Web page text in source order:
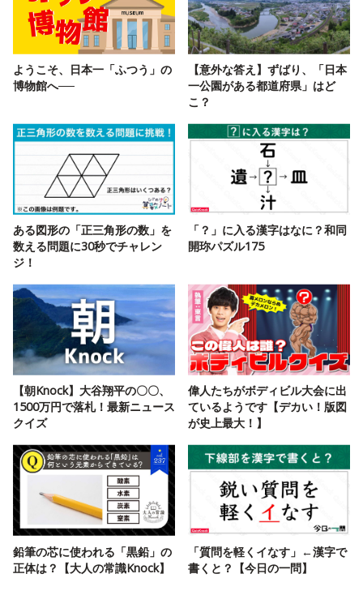
ようこそ、日本一「ふつう」の
博物館へ──
【意外な答え】ずばり、「日本
一公園がある都道府県」はど
こ？
ある図形の「正三角形の数」を
数える問題に30秒でチャレン
ジ！
「？」に入る漢字はなに？和同
開珎パズル175
【朝Knock】大谷翔平の〇〇、
1500万円で落札！最新ニュース
クイズ
偉人たちがボディビル大会に出
ているようです【デカい！版図
が史上最大！】
鉛筆の芯に使われる「黒鉛」の
正体は？【大人の常識Knock】
「質問を軽くイなす」←漢字で
書くと？【今日の一問】